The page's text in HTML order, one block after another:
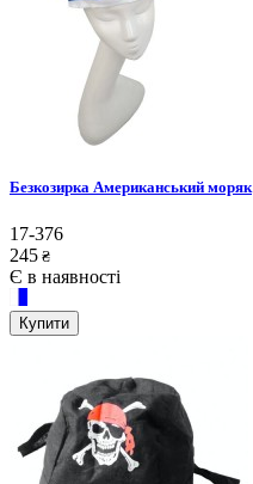
Безкозирка Американський моряк
17-376
245 ₴
Є в наявності
Купити